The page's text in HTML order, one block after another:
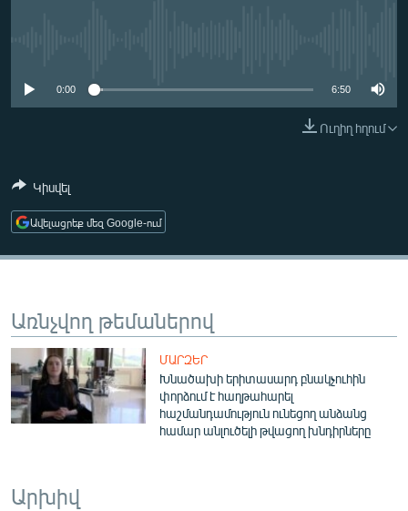
ՄԻՋԱԶԳԱՅԻՆ
ՄՇԱԿՈՒՅԹ
ՄԵԿՆԱԲԱՆՈՒԹՅՈՒՆ
ՏՏ ԵՒ ԻՆՏԵՐՆԵՏ
ԲԱՆԱՎԵՃ
ՁԳՏԵԼՈՎ ԼԱՎԱԳՈՒՅՆԻՆ
ՓՈԴՔԱՍԹ
English
0:00 6:50
Ուղիղ հղում
Կիսվել
Ավելացրեք մեզ Google-ում
Առնչվող թեմաներով
ՄԱՐԶԵՐ
Խնածախի երիտասարդ բնակչուհին
փորձում է հաղթահարել
հաշմանդամություն ունեցող անձանց
համար անլուծելի թվացող խնդիրները
Արխիվ